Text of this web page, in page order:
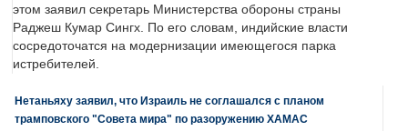
этом заявил секретарь Министерства обороны страны
Раджеш Кумар Сингх. По его словам, индийские власти
сосредоточатся на модернизации имеющегося парка
истребителей.
Нетаньяху заявил, что Израиль не соглашался с планом
трамповского "Совета мира" по разоружению ХАМАС